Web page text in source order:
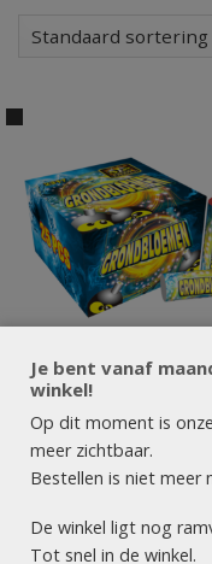
DRAAIEND VUURWERK
Grondbloem /
Je bent vanaf
winkel!
Op dit moment is
meer zichtbaar.
Bestellen is niet meer
De winkel ligt nog
Tot snel in de winkel.